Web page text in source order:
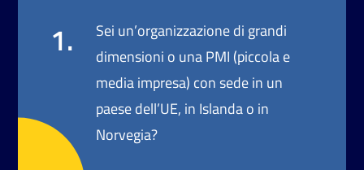
1.
Sei un’organizzazione di grandi
dimensioni o una PMI (piccola e
media impresa) con sede in un
paese dell’UE, in Islanda o in
Norvegia?